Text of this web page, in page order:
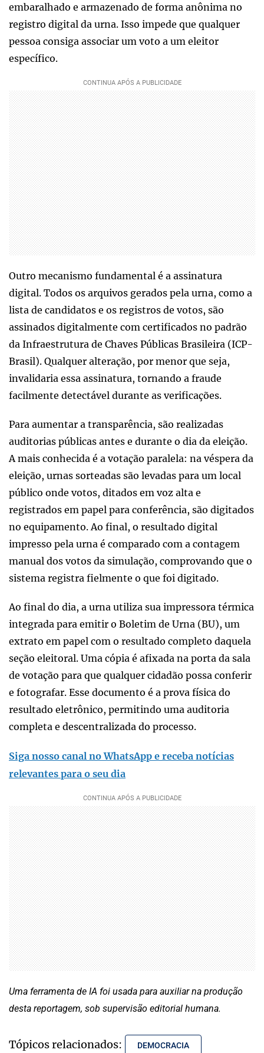
embaralhado e armazenado de forma anônima no
registro digital da urna. Isso impede que qualquer
pessoa consiga associar um voto a um eleitor
específico.
Outro mecanismo fundamental é a assinatura
digital. Todos os arquivos gerados pela urna, como a
lista de candidatos e os registros de votos, são
assinados digitalmente com certificados no padrão
da Infraestrutura de Chaves Públicas Brasileira (ICP-
Brasil). Qualquer alteração, por menor que seja,
invalidaria essa assinatura, tornando a fraude
facilmente detectável durante as verificações.
Para aumentar a transparência, são realizadas
auditorias públicas antes e durante o dia da eleição.
A mais conhecida é a votação paralela: na véspera da
eleição, urnas sorteadas são levadas para um local
público onde votos, ditados em voz alta e
registrados em papel para conferência, são digitados
no equipamento. Ao final, o resultado digital
impresso pela urna é comparado com a contagem
manual dos votos da simulação, comprovando que o
sistema registra fielmente o que foi digitado.
Ao final do dia, a urna utiliza sua impressora térmica
integrada para emitir o Boletim de Urna (BU), um
extrato em papel com o resultado completo daquela
seção eleitoral. Uma cópia é afixada na porta da sala
de votação para que qualquer cidadão possa conferir
e fotografar. Esse documento é a prova física do
resultado eletrônico, permitindo uma auditoria
completa e descentralizada do processo.
Siga nosso canal no WhatsApp e receba notícias
relevantes para o seu dia
Uma ferramenta de IA foi usada para auxiliar na produção
desta reportagem, sob supervisão editorial humana.
Tópicos relacionados: DEMOCRACIA